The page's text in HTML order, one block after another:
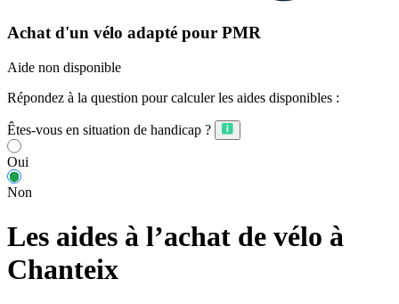
Achat d'un vélo adapté pour PMR
Aide non disponible
Répondez à la question pour calculer les aides disponibles :
Êtes-vous en situation de handicap ?
Oui
Non
Les aides à l’achat de vélo à
Chanteix